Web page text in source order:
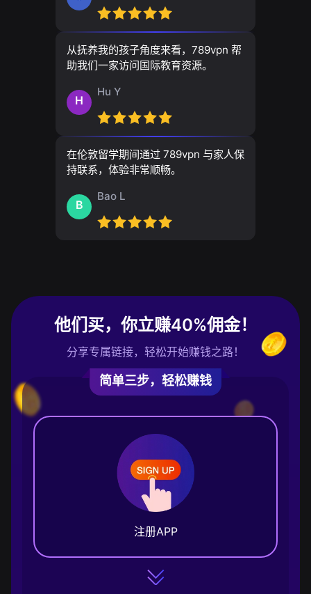
从抚养我的孩子角度来看，789vpn 帮
助我们一家访问国际教育资源。
H
Hu Y
在伦敦留学期间通过 789vpn 与家人保
持联系，体验非常顺畅。
B
Bao L
他们买，你立赚40%佣金！
分享专属链接，轻松开始赚钱之路！
简单三步，轻松赚钱
注册APP